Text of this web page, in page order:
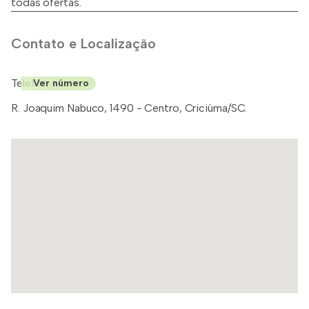
Contato e Localização
Telefone: (48)
Ver número
R. Joaquim Nabuco, 1490 - Centro, Criciúma/SC.